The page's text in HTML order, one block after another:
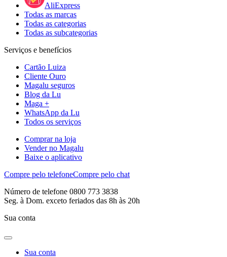
AliExpress
Todas as marcas
Todas as categorias
Todas as subcategorias
Serviços e benefícios
Cartão Luiza
Cliente Ouro
Magalu seguros
Blog da Lu
Maga +
WhatsApp da Lu
Todos os serviços
Comprar na loja
Vender no Magalu
Baixe o aplicativo
Compre pelo telefoneCompre pelo chat
Número de telefone 0800 773 3838
Seg. à Dom. exceto feriados das 8h às 20h
Sua conta
Sua conta